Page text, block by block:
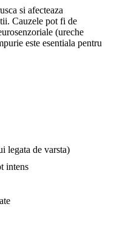
si afecteaza
Cauzele pot fi de
(ureche
este esentiala pentru
legata de varsta)
intens